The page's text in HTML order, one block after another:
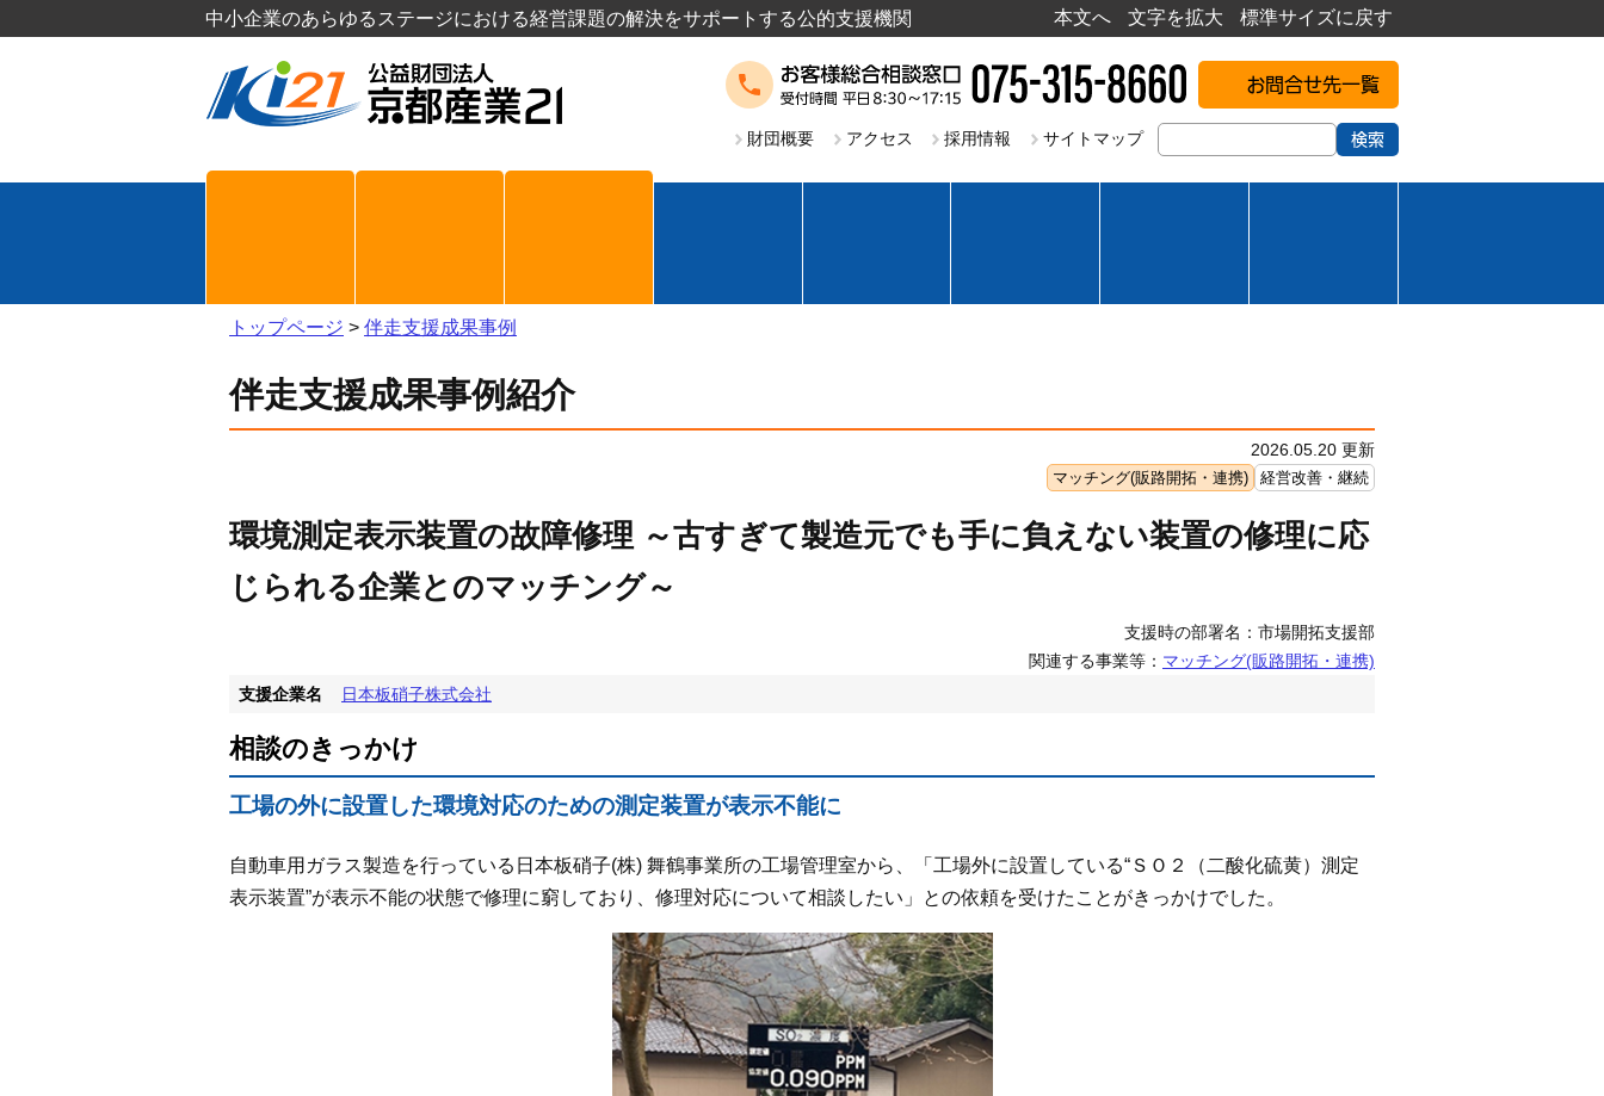
中小企業のあらゆるステージにおける経営課題の解決をサポートする公的支援機関 本文へ 文字を拡大 標準サイズに戻す
お問合せ先一覧
財団概要 アクセス 採用情報 サイトマップ 検索
トップページ > 伴走支援成果事例
伴走支援成果事例紹介
2026.05.20 更新
マッチング(販路開拓・連携) 経営改善・継続
環境測定表示装置の故障修理 ～古すぎて製造元でも手に負えない装置の修理に応
じられる企業とのマッチング～
支援時の部署名：市場開拓支援部
関連する事業等： マッチング(販路開拓・連携)
支援企業名
日本板硝子株式会社
相談のきっかけ
工場の外に設置した環境対応のための測定装置が表示不能に
自動車用ガラス製造を行っている日本板硝子(株) 舞鶴事業所の工場管理室から、「工場外に設置している“ＳＯ２（二酸化硫黄）測定
表示装置”が表示不能の状態で修理に窮しており、修理対応について相談したい」との依頼を受けたことがきっかけでした。